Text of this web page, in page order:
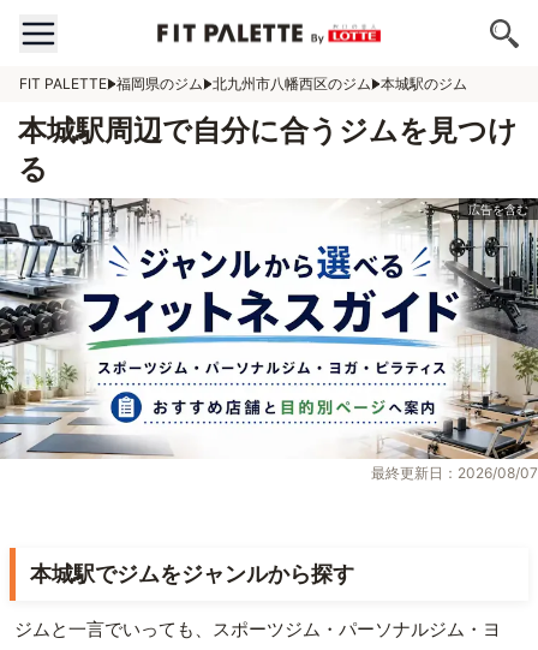
FIT PALETTE 福岡県のジム 北九州市八幡西区のジム 本城駅のジム
本城駅周辺で自分に合うジムを見つけ
る
最終更新日：2026/08/07
本城駅でジムをジャンルから探す
ジムと一言でいっても、スポーツジム・パーソナルジム・ヨ